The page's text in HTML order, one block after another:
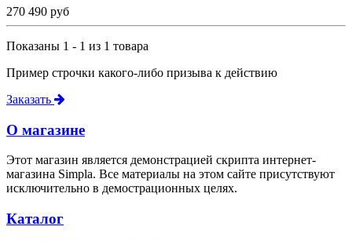
270 490 руб
Показаны 1 - 1 из 1 товара
Пример строчки какого-либо призыва к действию
Заказать
О магазине
Этот магазин является демонстрацией скрипта интернет-
магазина Simpla. Все материалы на этом сайте присутствуют
исключительно в демострационных целях.
Каталог